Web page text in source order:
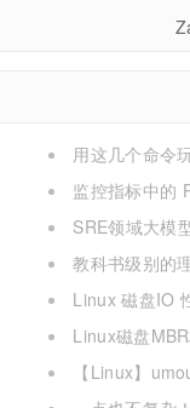
用这几个命令
监控指标中的
SRE领域大模
32B-INT8
教科书级别的
关与DNS？
Linux 磁盘IO
Linux磁盘
【Linux】
some cases